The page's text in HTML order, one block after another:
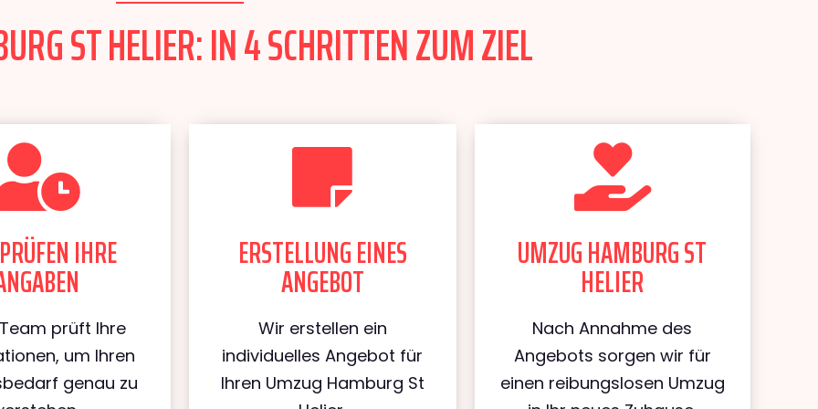
ST HELIER: IN 4 SCHRITTEN ZUM ZIEL
IHRE
prüft Ihre
um Ihren
genau zu
ERSTELLUNG EINES
ANGEBOT
Wir erstellen ein
individuelles Angebot für
Ihren Umzug Hamburg St
UMZUG HAMBURG ST
HELIER
Nach Annahme des
Angebots sorgen wir für
einen reibungslosen Umzug